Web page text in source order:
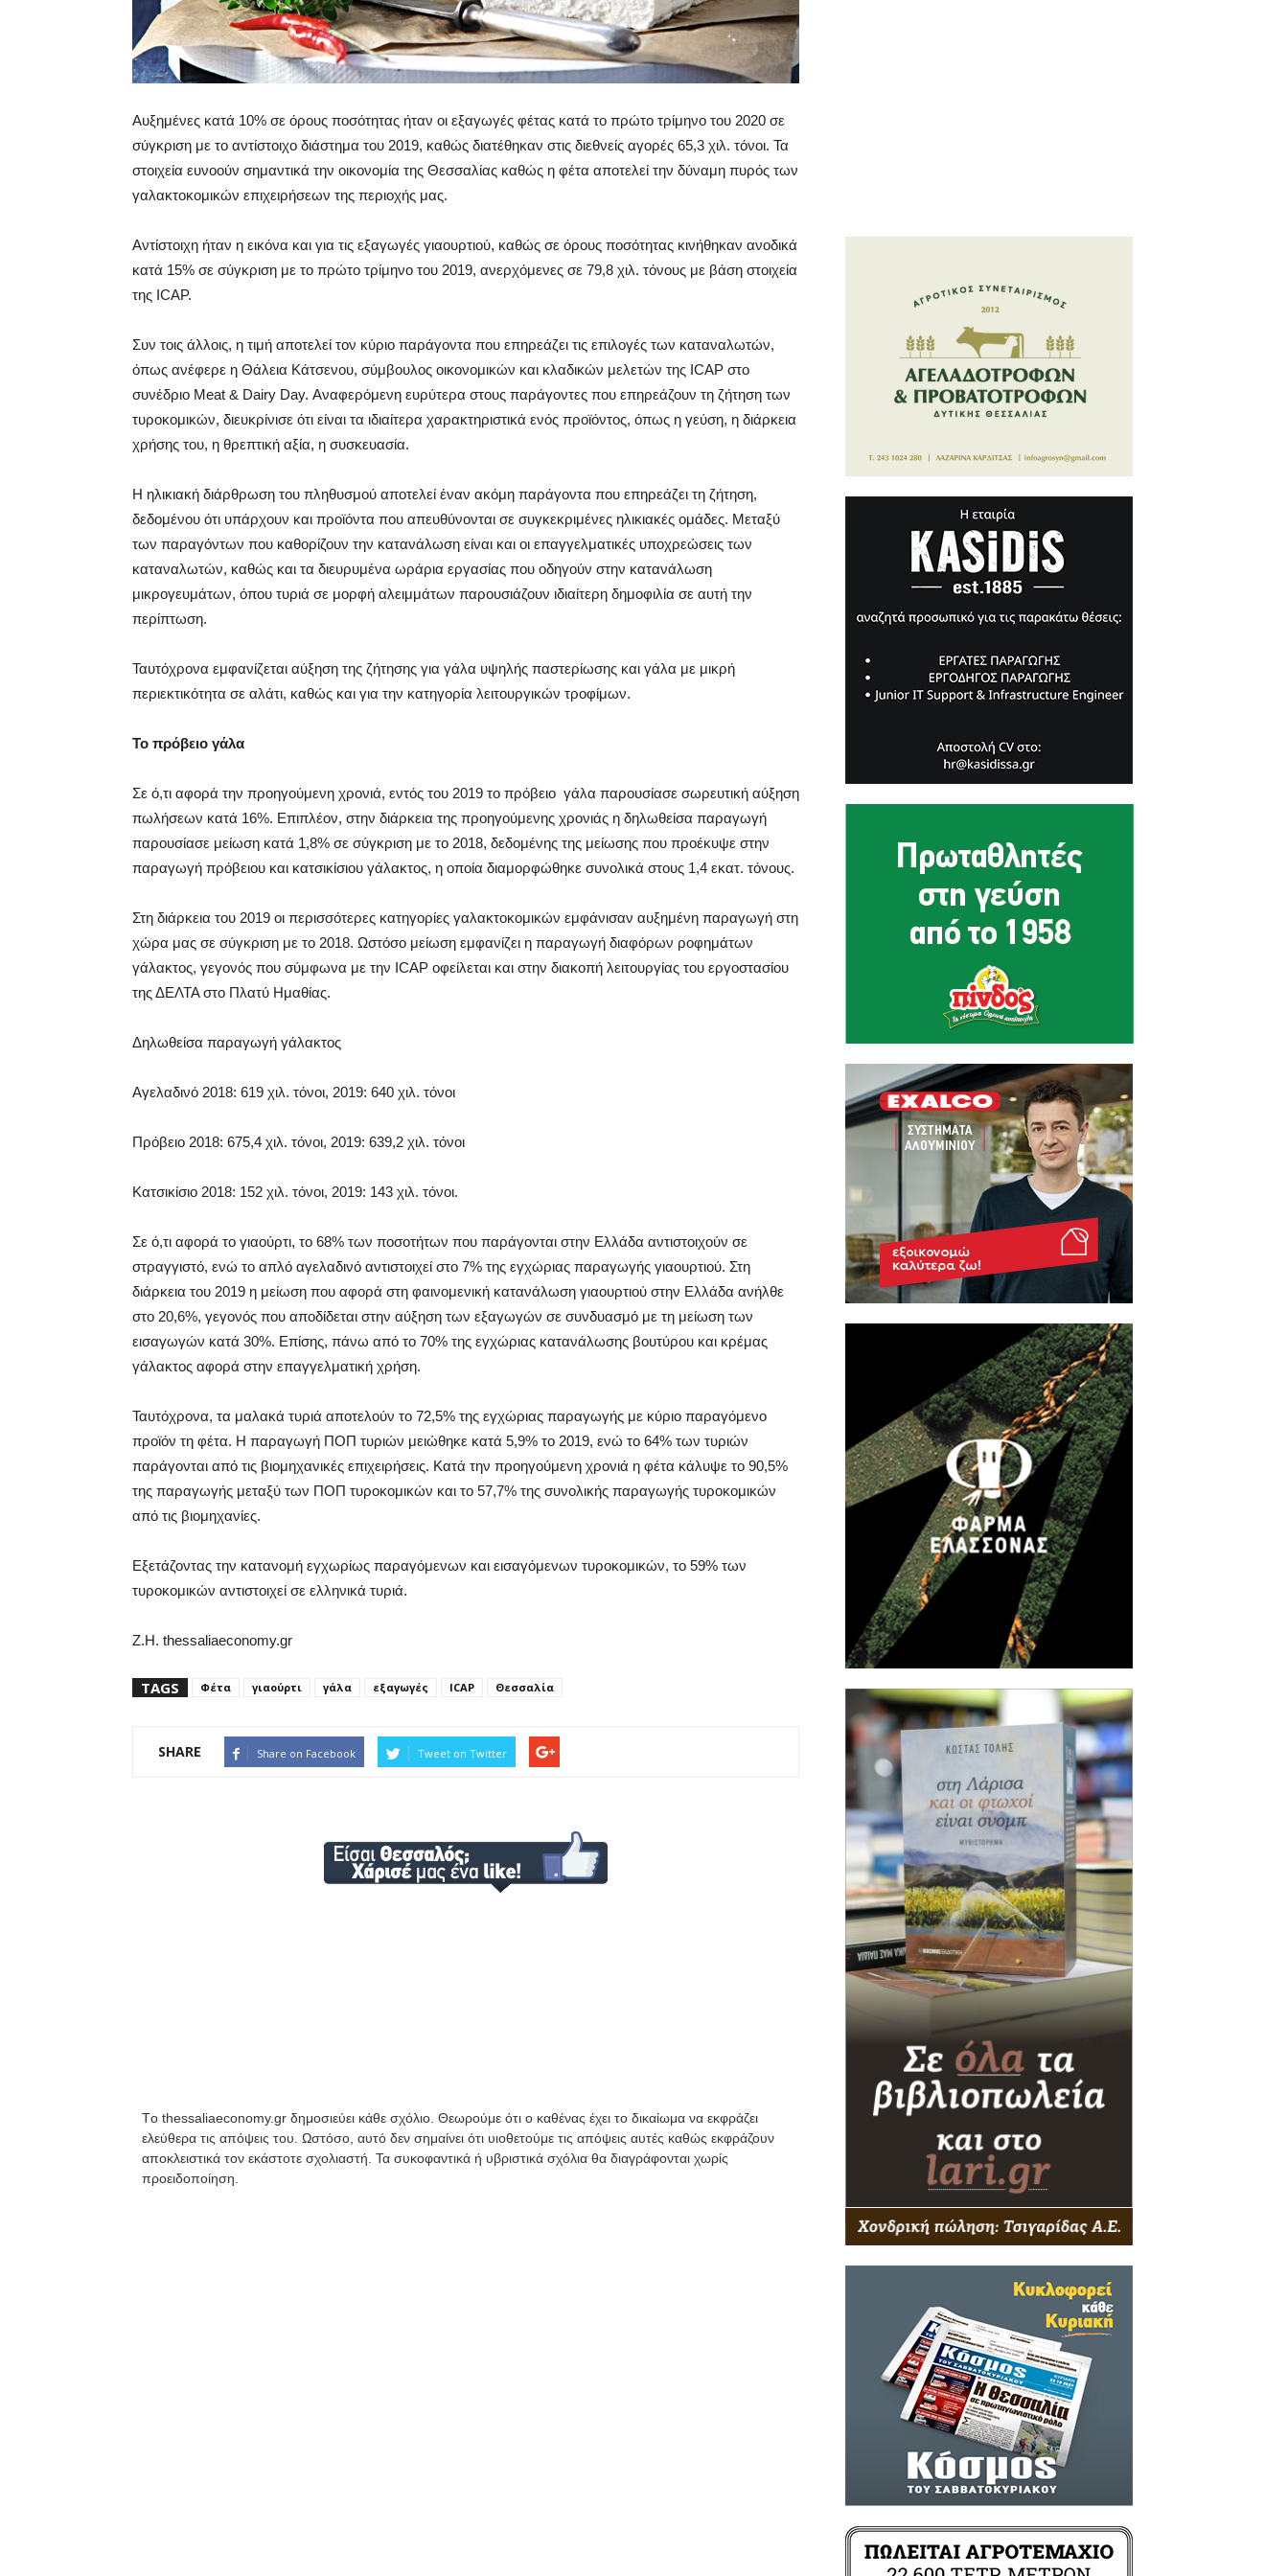
Αυξημένες κατά 10% σε όρους ποσότητας ήταν οι εξαγωγές φέτας κατά το πρώτο τρίμηνο του 2020 σε
σύγκριση με το αντίστοιχο διάστημα του 2019, καθώς διατέθηκαν στις διεθνείς αγορές 65,3 χιλ. τόνοι. Τα
στοιχεία ευνοούν σημαντικά την οικονομία της Θεσσαλίας καθώς η φέτα αποτελεί την δύναμη πυρός των
γαλακτοκομικών επιχειρήσεων της περιοχής μας.
Αντίστοιχη ήταν η εικόνα και για τις εξαγωγές γιαουρτιού, καθώς σε όρους ποσότητας κινήθηκαν ανοδικά
κατά 15% σε σύγκριση με το πρώτο τρίμηνο του 2019, ανερχόμενες σε 79,8 χιλ. τόνους με βάση στοιχεία
της ICAP.
Συν τοις άλλοις, η τιμή αποτελεί τον κύριο παράγοντα που επηρεάζει τις επιλογές των καταναλωτών,
όπως ανέφερε η Θάλεια Κάτσενου, σύμβουλος οικονομικών και κλαδικών μελετών της ICAP στο
συνέδριο Meat & Dairy Day. Αναφερόμενη ευρύτερα στους παράγοντες που επηρεάζουν τη ζήτηση των
τυροκομικών, διευκρίνισε ότι είναι τα ιδιαίτερα χαρακτηριστικά ενός προϊόντος, όπως η γεύση, η διάρκεια
χρήσης του, η θρεπτική αξία, η συσκευασία.
H ηλικιακή διάρθρωση του πληθυσμού αποτελεί έναν ακόμη παράγοντα που επηρεάζει τη ζήτηση,
δεδομένου ότι υπάρχουν και προϊόντα που απευθύνονται σε συγκεκριμένες ηλικιακές ομάδες. Μεταξύ
των παραγόντων που καθορίζουν την κατανάλωση είναι και οι επαγγελματικές υποχρεώσεις των
καταναλωτών, καθώς και τα διευρυμένα ωράρια εργασίας που οδηγούν στην κατανάλωση
μικρογευμάτων, όπου τυριά σε μορφή αλειμμάτων παρουσιάζουν ιδιαίτερη δημοφιλία σε αυτή την
περίπτωση.
Ταυτόχρονα εμφανίζεται αύξηση της ζήτησης για γάλα υψηλής παστερίωσης και γάλα με μικρή
περιεκτικότητα σε αλάτι, καθώς και για την κατηγορία λειτουργικών τροφίμων.
Το πρόβειο γάλα
Σε ό,τι αφορά την προηγούμενη χρονιά, εντός του 2019 το πρόβειο γάλα παρουσίασε σωρευτική αύξηση
πωλήσεων κατά 16%. Επιπλέον, στην διάρκεια της προηγούμενης χρονιάς η δηλωθείσα παραγωγή
παρουσίασε μείωση κατά 1,8% σε σύγκριση με το 2018, δεδομένης της μείωσης που προέκυψε στην
παραγωγή πρόβειου και κατσικίσιου γάλακτος, η οποία διαμορφώθηκε συνολικά στους 1,4 εκατ. τόνους.
Στη διάρκεια του 2019 οι περισσότερες κατηγορίες γαλακτοκομικών εμφάνισαν αυξημένη παραγωγή στη
χώρα μας σε σύγκριση με το 2018. Ωστόσο μείωση εμφανίζει η παραγωγή διαφόρων ροφημάτων
γάλακτος, γεγονός που σύμφωνα με την ICAP οφείλεται και στην διακοπή λειτουργίας του εργοστασίου
της ΔΕΛΤΑ στο Πλατύ Ημαθίας.
Δηλωθείσα παραγωγή γάλακτος
Αγελαδινό 2018: 619 χιλ. τόνοι, 2019: 640 χιλ. τόνοι
Πρόβειο 2018: 675,4 χιλ. τόνοι, 2019: 639,2 χιλ. τόνοι
Κατσικίσιο 2018: 152 χιλ. τόνοι, 2019: 143 χιλ. τόνοι.
Σε ό,τι αφορά το γιαούρτι, το 68% των ποσοτήτων που παράγονται στην Ελλάδα αντιστοιχούν σε
στραγγιστό, ενώ το απλό αγελαδινό αντιστοιχεί στο 7% της εγχώριας παραγωγής γιαουρτιού. Στη
διάρκεια του 2019 η μείωση που αφορά στη φαινομενική κατανάλωση γιαουρτιού στην Ελλάδα ανήλθε
στο 20,6%, γεγονός που αποδίδεται στην αύξηση των εξαγωγών σε συνδυασμό με τη μείωση των
εισαγωγών κατά 30%. Επίσης, πάνω από το 70% της εγχώριας κατανάλωσης βουτύρου και κρέμας
γάλακτος αφορά στην επαγγελματική χρήση.
Ταυτόχρονα, τα μαλακά τυριά αποτελούν το 72,5% της εγχώριας παραγωγής με κύριο παραγόμενο
προϊόν τη φέτα. Η παραγωγή ΠΟΠ τυριών μειώθηκε κατά 5,9% το 2019, ενώ το 64% των τυριών
παράγονται από τις βιομηχανικές επιχειρήσεις. Κατά την προηγούμενη χρονιά η φέτα κάλυψε το 90,5%
της παραγωγής μεταξύ των ΠΟΠ τυροκομικών και το 57,7% της συνολικής παραγωγής τυροκομικών
από τις βιομηχανίες.
Εξετάζοντας την κατανομή εγχωρίως παραγόμενων και εισαγόμενων τυροκομικών, τo 59% των
τυροκομικών αντιστοιχεί σε ελληνικά τυριά.
Ζ.Η. thessaliaeconomy.gr
TAGS Φέτα γιαούρτι γάλα εξαγωγές ICAP Θεσσαλία
SHARE Share on Facebook Tweet on Twitter
Tο thessaliaeconomy.gr δημοσιεύει κάθε σχόλιο. Θεωρούμε ότι ο καθένας έχει το δικαίωμα να εκφράζει
ελεύθερα τις απόψεις του. Ωστόσο, αυτό δεν σημαίνει ότι υιοθετούμε τις απόψεις αυτές καθώς εκφράζουν
αποκλειστικά τον εκάστοτε σχολιαστή. Τα συκοφαντικά ή υβριστικά σχόλια θα διαγράφονται χωρίς
προειδοποίηση.